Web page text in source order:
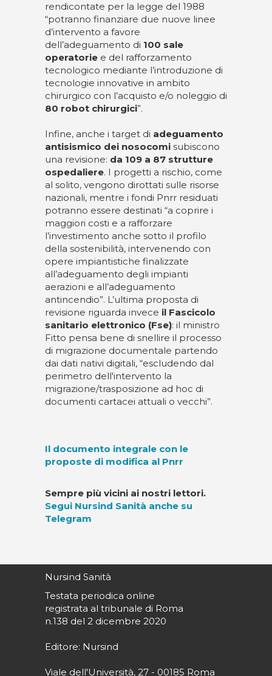
rendicontate per la legge del 1988
“potranno finanziare due nuove linee
d’intervento a favore
dell’adeguamento di 100 sale
operatorie e del rafforzamento
tecnologico mediante l’introduzione di
tecnologie innovative in ambito
chirurgico con l’acquisto e/o noleggio di
80 robot chirurgici”.
Infine, anche i target di adeguamento
antisismico dei nosocomi subiscono
una revisione: da 109 a 87 strutture
ospedaliere. I progetti a rischio, come
al solito, vengono dirottati sulle risorse
nazionali, mentre i fondi Pnrr residuati
potranno essere destinati “a coprire i
maggiori costi e a rafforzare
l’investimento anche sotto il profilo
della sostenibilità, intervenendo con
opere impiantistiche finalizzate
all’adeguamento degli impianti
aerazioni e all’adeguamento
antincendio”. L’ultima proposta di
revisione riguarda invece il Fascicolo
sanitario elettronico (Fse): il ministro
Fitto pensa bene di snellire il processo
di migrazione documentale partendo
dai dati nativi digitali, “escludendo dal
perimetro dell'intervento la
migrazione/trasposizione ad hoc di
documenti cartacei attuali o vecchi”.
Il documento integrale con le
proposte di modifica al Pnrr
Sempre più vicini ai nostri lettori.
Segui Nursind Sanità anche su
Telegram
Nursind Sanità
Testata periodica online
registrata al tribunale di Roma
n.138 del 2 dicembre 2020
Editore: Nursind
Viale dell'Università, 27 - 00185 Roma